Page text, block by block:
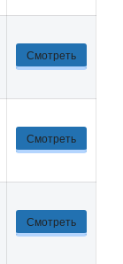
Смотреть
Смотреть
Смотреть